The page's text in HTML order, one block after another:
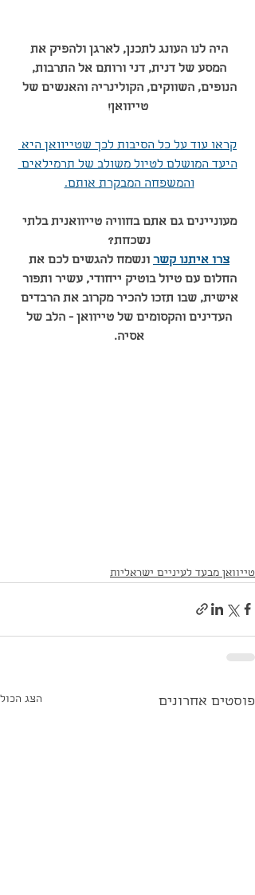
היה לנו העונג לתכנן, לארגן ולהפיק את
המסע של דנית, דני ורותם אל התרבות,
הנופים, השווקים, הקולינריה והאנשים של
טייוואן!
קראו עוד על כל הסיבות לכך שטייוואן היא
היעד המושלם לטיול משולב של תרמילאים
והמשפחה המבקרת אותם.
מעוניינים גם אתם בחוויה טייוואנית בלתי
נשכחת?
צרו איתנו קשר ונשמח להגשים לכם את
החלום עם טיול בוטיק ייחודי, עשיר ותפור
אישית, שבו תזכו להכיר מקרוב את הרבדים
העדינים והקסומים של טייוואן - הלב של
אסיה.
טייוואן מבעד לעיניים ישראליות
פוסטים אחרונים הצג הכול